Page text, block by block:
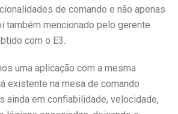
de comando e não apenas
também mencionado pelo gerente
com o E3.
uma aplicação com a mesma
existente na mesa de comando
ainda em confiabilidade, velocidade,